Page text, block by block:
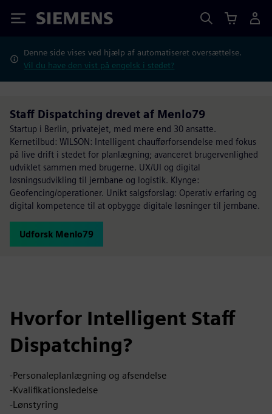
Siemens
Denne side vises ved hjælp af automatiseret oversættelse.
Vil du have den vist på engelsk i stedet?
Staff Dispatching drevet af Menlo79
Startup i Berlin, privatejet, med mere end 30 ansatte.
Kernetilbud: WILSON: Intelligent chaufførforsendelse med fokus
på live drift i stedet for planlægning; avanceret brugervenlighed
udviklet sammen med brugerne. UX/UI og digital
løsningsudvikling til jernbane og logistik. Klynge:
Geofencing/operationer. Unikt salgsforslag: Operativ erfaring og
digital kompetence til at opbygge digitale løsninger til jernbane.
Udforsk Menlo79
Hvorfor Intelligent Staff
Dispatching?
-Personaleplanlægning og afsendelse
-Kvalifikationsledelse
-Lønstyring